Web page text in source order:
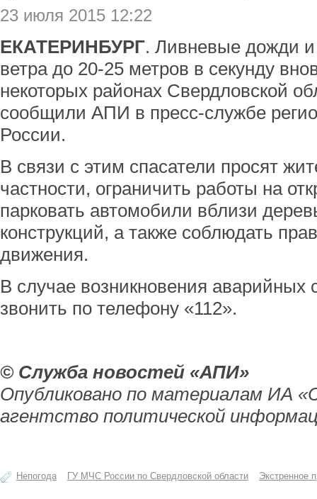
23 июля 2015 12:22
ЕКАТЕРИНБУРГ. Ливневые дожди
ветра до 20-25 метров в секунду
некоторых районах Свердловской
сообщили АПИ в пресс-службе
России.
В связи с этим спасатели просят
частности, ограничить работы на
парковать автомобили вблизи
конструкций, а также соблюдать
движения.
В случае возникновения аварийных
звонить по телефону «112».
© Служба новостей «АПИ»
Опубликовано по материалам ИА
агентство политической
Непогода ГУ МЧС России по Свердловской области Экстренное